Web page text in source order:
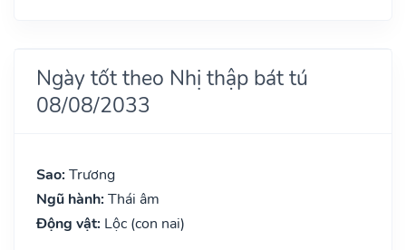
Ngày tốt theo Nhị thập bát tú
08/08/2033
Sao: Trương
Ngũ hành: Thái âm
Động vật: Lộc (con nai)